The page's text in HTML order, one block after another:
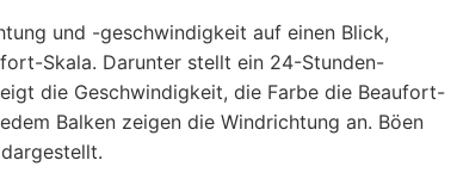
und -geschwindigkeit auf einen Blick,
Skala. Darunter stellt ein 24-Stunden-
die Geschwindigkeit, die Farbe die Beaufort-
Balken zeigen die Windrichtung an. Böen